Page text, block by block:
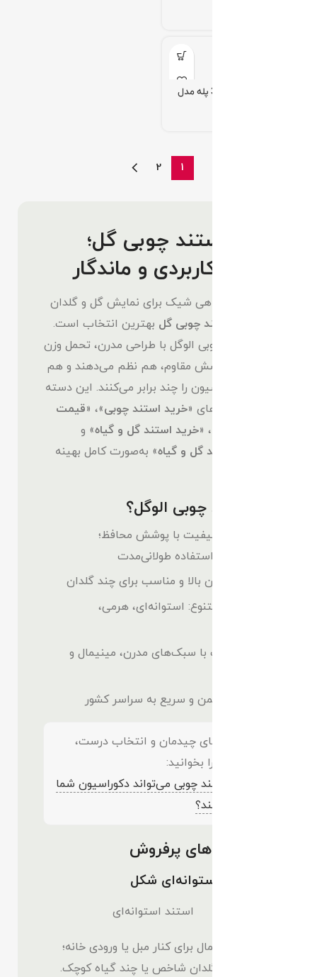
استند چوبی گلدان 3 پله مدل
1
2
خرید استند چوبی گل؛
شیک، کاربردی و ماندگار
اگر به‌دنبال راهی شیک برای نمایش گل و گلدان
استند چوبی گل بهترین انتخاب است.
استندهای چوبی الوگل با طراحی مدرن، تحمل وزن
مناسب و پوشش مقاوم، هم نظم می‌دهند و هم
زیبایی دکوراسیون را چند برابر می‌کنند. این دسته
برای جستجوهای «خرید استند چوبی»، «قیمت
»، «خرید استند گل و گیاه» و
قیمت استند گل و گیاه» به‌صورت کامل بهینه
چرا استند چوبی الوگل؟
چوب باکیفیت با پوشش محافظ؛
مناسب استفاده طولانی‌مدت
تحمل وزن بالا و مناسب برای چند گلدان
طراحی متنوع: استوانه‌ای، هرمی،
هماهنگ با سبک‌های مدرن، مینیمال و
ارسال ایمن و سریع به سراسر کشور
برای ایده‌های چیدمان و انتخاب درست،
این مقاله را بخوانید:
چگونه استند چوبی می‌تواند دکوراسیون شما
را متحول کند؟
انواع مدل‌های پرفروش
🔹 استند استوانه‌ای شکل
انتخابی مینیمال برای کنار مبل یا ورودی خانه؛
مناسب یک گلدان شاخص یا چند گیاه کوچک.